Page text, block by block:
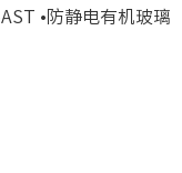
•防静电有机玻璃